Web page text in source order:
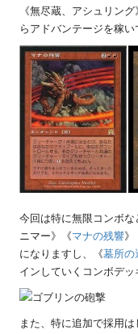
《無尽蔵、アシュリン
らアドバンテージを稼
今回は特に無限コンボ
ニマー》《マナの残響》
になりますし、《墓所の
インしていくコンボデッ
また、特に追加で採用